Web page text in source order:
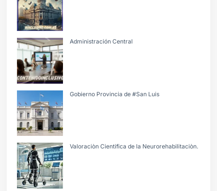
Administración Central
Gobierno Provincia de #San Luis
Valoraciòn Cientifica de la Neurorehabilitaciòn.